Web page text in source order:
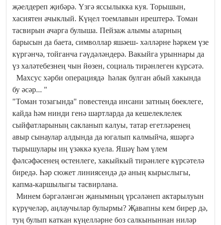
җәелдереп җибәрә. Үзгә яссылыкка куя. Торышын,
хасиятен ачыклый. Күңел тоемлавын ирештерә. Томан
тасвирын ачарга булыша. Пейзаж алымы аларның
барысын да баета, символлар яшәеш- хәлләрне һәркем үзе
күргәнчә, тойганча гәүдәләндерә. Вакыйга урыннары да
үз халәтебезнең чын йөзен, социаль тирәнлеген күрсәтә.
Махсус хәрби операциядә һәлак булган абый хакында
бу әсәр... "
"Томан тозагында" повестенда инсани затның бөеклеге,
кайда һәм нинди генә шартларда да кешелеклелек
сыйфатларының сакланып калуы, татар егетләренең
авыр сынаулар алдында да югалып калмыйча, яшәргә
тырышулары иң үзәккә куела. Яшәү һәм үлем
фәлсәфәсенең өстенлеге, хакыйкый тирәнлеге күрсәтелә
биредә. Һәр сюжет линиясендә дә аның кырыслыгы,
капма-каршылыгы тасвирлана.
Минем бәргәләнгән җанымның үрсәләнеп актарылуын
күрүчеләр, аңлаучылар булырмы? Җавапны кем бирер дә,
туң булып каткан күңелләрне боз салкыныннан ниләр